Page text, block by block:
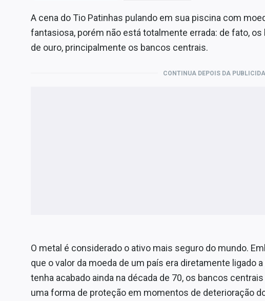
A cena do Tio Patinhas pulando em sua piscina com
fantasiosa, porém não está totalmente errada: de fato,
de ouro, principalmente os bancos centrais.
CONTINUA DEPOIS DA
O metal é considerado o ativo mais seguro do mundo.
que o valor da moeda de um país era diretamente ligado
tenha acabado ainda na década de 70, os bancos
uma forma de proteção em momentos de deterioração